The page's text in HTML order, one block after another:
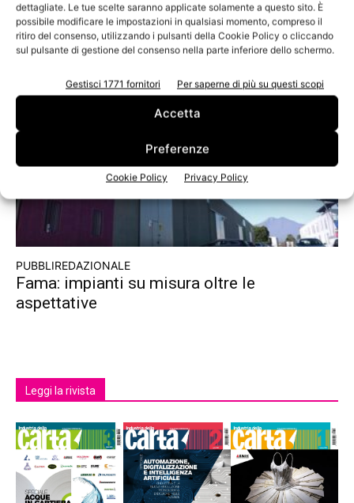
dettagliate. Le tue scelte saranno applicate solamente a questo sito. È
possibile modificare le impostazioni in qualsiasi momento, compreso il
ritiro del consenso, utilizzando i pulsanti della Cookie Policy o cliccando
sul pulsante di gestione del consenso nella parte inferiore dello schermo.
Gestisci 1771 fornitori Per saperne di più su questi scopi
Accetta
Preferenze
Cookie Policy Privacy Policy
Software
CloE: il software per le aziende che
scelgono la sostenibilità
PUBBLIREDAZIONALE
Fama: impianti su misura oltre le
aspettative
Leggi la rivista